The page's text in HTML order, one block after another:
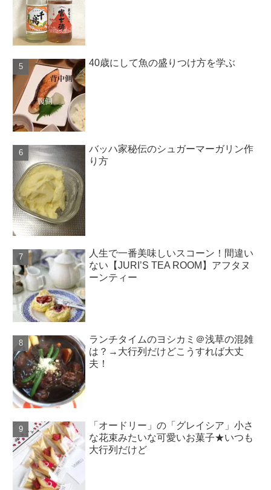
40歳にして魚の盛りつけ方を学ぶ
バッハ家秘伝のシュガーマーガリン作
り方
人生で一番美味しいスコーン！間違い
ない【JURI’S TEA ROOM】アフタヌ
ーンティー
ランチタイムのヨシカミ＠浅草の混雑
は？→大行列だけどこうすれば大丈
夫！
「オードリー」の「グレイシア」小さ
な花束みたいな可愛いお菓子★いつも
大行列だけど